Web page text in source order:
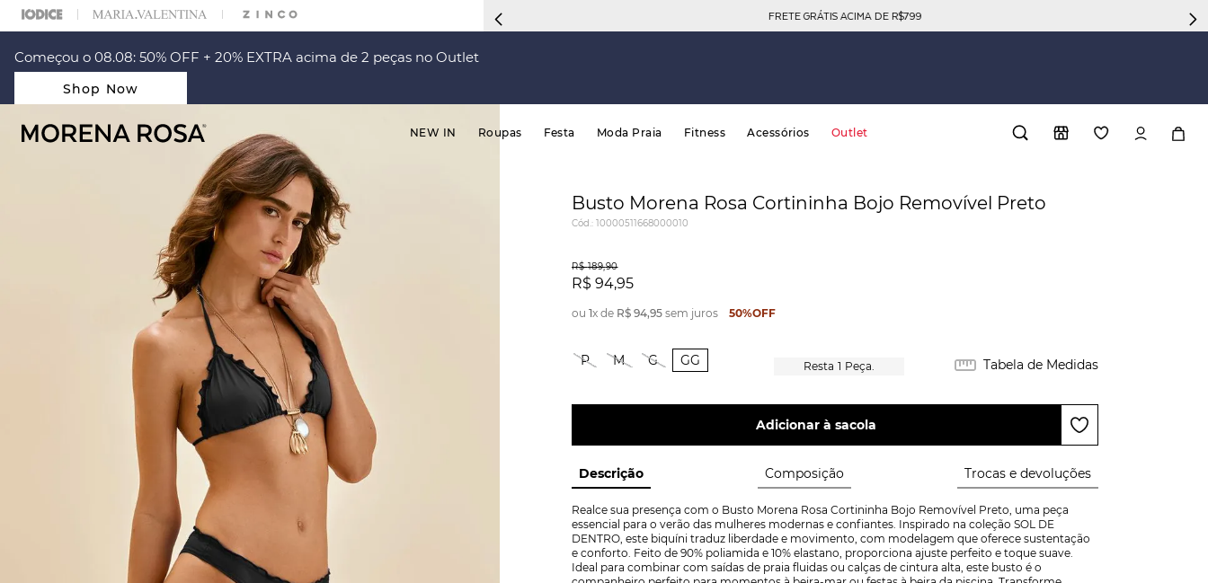
ESCOLHER SEU LOOK?FALE COM NOSSA PERSONAL SHOPPER. FRETE GRÁTIS ACIMA DE R$799
Começou o 08.08: 50% OFF + 20% EXTRA acima de 2 peças no Outlet
Shop Now
NEW IN Roupas Festa Moda Praia Fitness Acessórios Outlet
Busto Morena Rosa Cortininha Bojo Removível Preto
Cód.: 10000511668000010
R$ 189,90
R$ 94,95
ou 1x de R$ 94,95 sem juros 50%OFF
P M G GG 1 Peça. Tabela de Medidas
Adicionar à sacola
Descrição Composição Trocas e devoluções
Realce sua presença com o Busto Morena Rosa Cortininha Bojo Removível Preto, uma peça
essencial para o verão das mulheres modernas e confiantes. Inspirado na coleção SOL DE
DENTRO, este biquíni traduz liberdade e movimento, com modelagem que oferece sustentação
e conforto. Feito de 90% poliamida e 10% elastano, proporciona ajuste perfeito e toque suave.
Ideal para combinar com saídas de praia fluidas ou calças de cintura alta, este busto é o